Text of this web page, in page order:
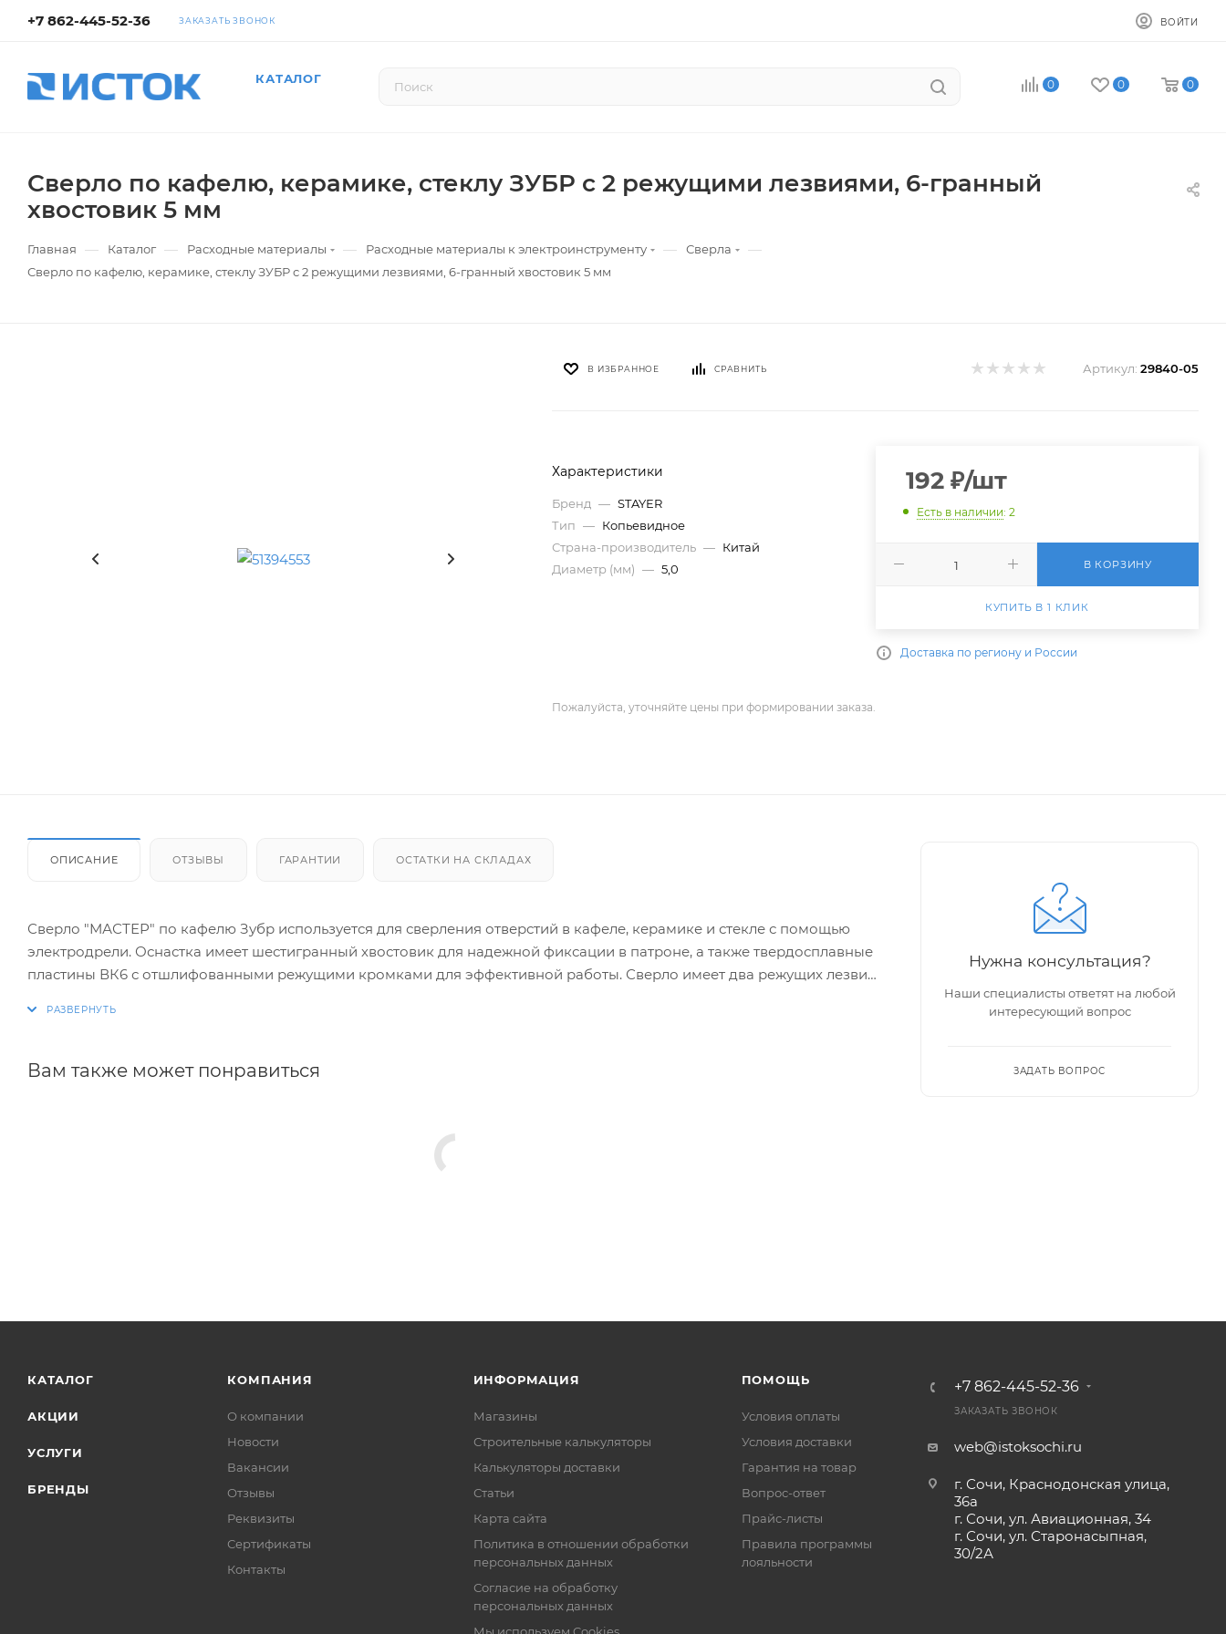
+7 862-445-52-36 ЗАКАЗАТЬ ЗВОНОК ВОЙТИ
КАТАЛОГ 0 0 0
Сверло по кафелю, керамике, стеклу ЗУБР с 2 режущими лезвиями, 6-гранный
хвостовик 5 мм
Главная — Каталог — Расходные материалы — Расходные материалы к электроинструменту — Сверла —
Сверло по кафелю, керамике, стеклу ЗУБР с 2 режущими лезвиями, 6-гранный хвостовик 5 мм
В ИЗБРАННОЕ СРАВНИТЬ Артикул: 29840-05
Характеристики
Бренд — STAYER
Тип — Копьевидное
Страна-производитель — Китай
Диаметр (мм) — 5,0
192₽/шт
Есть в наличии: 2
В КОРЗИНУ
КУПИТЬ В 1 КЛИК
Доставка по региону и России
Пожалуйста, уточняйте цены при формировании заказа.
ОПИСАНИЕ ОТЗЫВЫ ГАРАНТИИ ОСТАТКИ НА СКЛАДАХ
Сверло "МАСТЕР" по кафелю Зубр используется для сверления отверстий в кафеле, керамике и стекле с помощью
электродрели. Оснастка имеет шестигранный хвостовик для надежной фиксации в патроне, а также твердосплавные
пластины ВК6 с отшлифованными режущими кромками для эффективной работы. Сверло имеет два режущих лезвия.
Специальная заточка режущих кромок улучшает прохождение материала
Шестигранный хвостовик для предотвращения проворачивания в сверлильном патроне
Вам также может понравиться
Нужна консультация?
Наши специалисты ответят на любой
интересующий вопрос
ЗАДАТЬ ВОПРОС
КАТАЛОГ
АКЦИИ
УСЛУГИ
БРЕНДЫ
КОМПАНИЯ
О компании
Новости
Вакансии
Отзывы
Реквизиты
Сертификаты
Контакты
ИНФОРМАЦИЯ
Магазины
Строительные калькуляторы
Калькуляторы доставки
Статьи
Карта сайта
Политика в отношении обработки
персональных данных
Согласие на обработку
персональных данных
ПОМОЩЬ
Условия оплаты
Условия доставки
Гарантия на товар
Вопрос-ответ
Прайс-листы
Правила программы
лояльности
+7 862-445-52-36
ЗАКАЗАТЬ ЗВОНОК
web@istoksochi.ru
г. Сочи, Краснодонская улица,
36а
г. Сочи, ул. Авиационная, 34
г. Сочи, ул. Старонасыпная,
30/2А